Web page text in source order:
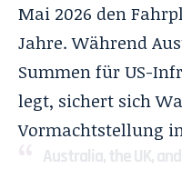
Mai 2026 den
Jahre. Während
Summen für US-
legt, sichert sich
Vormachtstellung
Australia, the UK,